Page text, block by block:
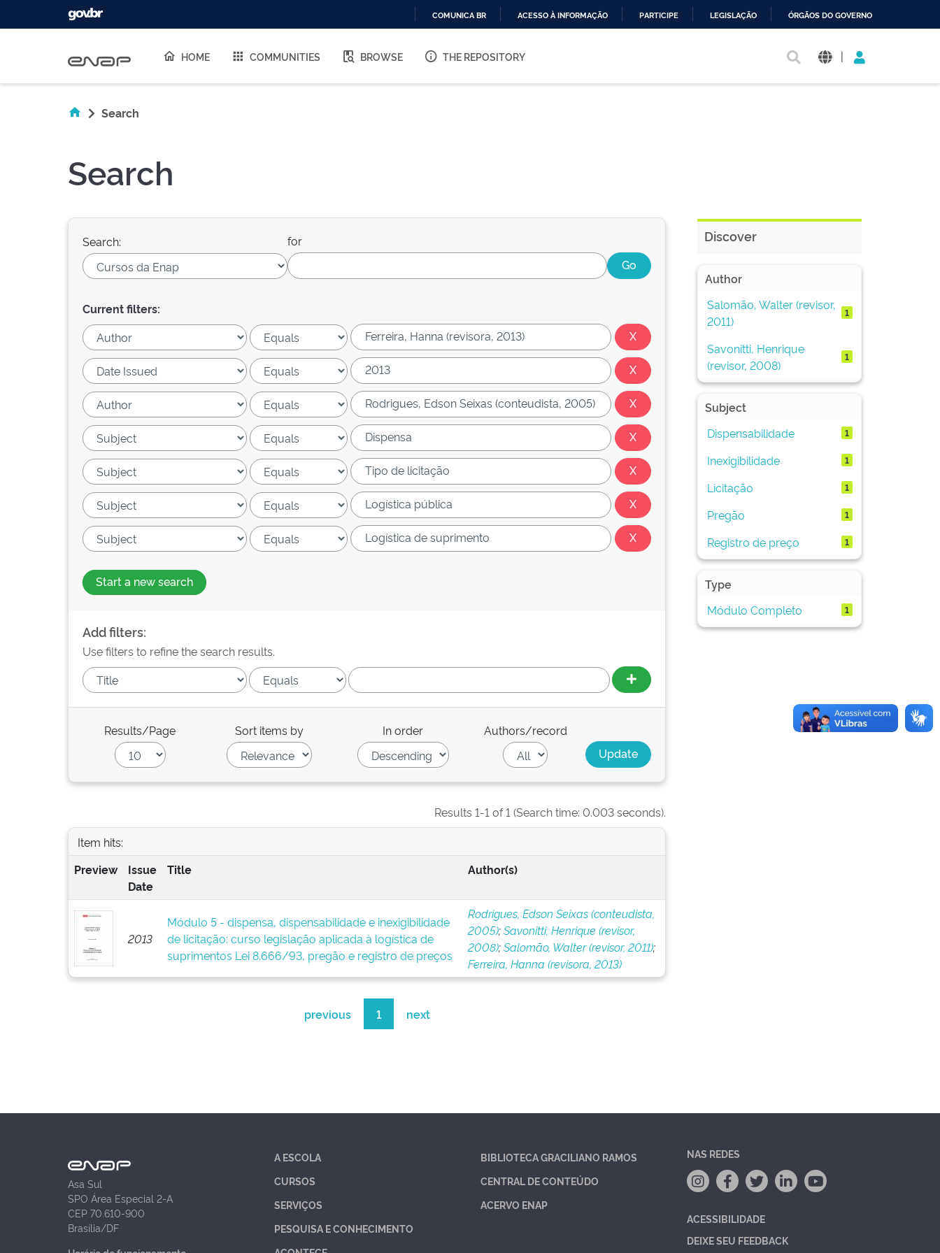
O
COMUNICA BR ACESSO À INFORMAÇÃO PARTICIPE LEGISLAÇÃO ÓRGÃOS DO GOVERNO
HOME COMMUNITIES BROWSE THE REPOSITORY |
Search
Search
Search: for
Current filters:
Start a new search
Add filters:
Use filters to refine the search results.
Results/Page Sort items by In order Authors/record
Results 1-1 of 1 (Search time: 0.003 seconds).
Item hits:
Preview
Issue
Date
Title Author(s)
2013
Módulo 5 - dispensa, dispensabilidade e inexigibilidade
de licitação: curso legislação aplicada à logística de
suprimentos Lei 8.666/93, pregão e registro de preços
Rodrigues, Edson Seixas (conteudista,
2005);Savonitti, Henrique (revisor,
2008);Salomão, Walter (revisor, 2011);
Ferreira, Hanna (revisora, 2013)
previous 1 next
Discover
Author
Salomão, Walter (revisor,
2011)
1
Savonitti, Henrique
(revisor, 2008)
1
Subject
Dispensabilidade
1
Inexigibilidade 1
Licitação 1
Pregão 1
Registro de preço 1
Type
Módulo Completo
1
Asa Sul
SPO Área Especial 2-A
CEP 70.610-900
Brasília/DF
A ESCOLA
CURSOS
SERVIÇOS
PESQUISA E CONHECIMENTO
BIBLIOTECA GRACILIANO RAMOS
CENTRAL DE CONTEÚDO
ACERVO ENAP
NAS REDES
ACESSIBILIDADE
DEIXE SEU FEEDBACK